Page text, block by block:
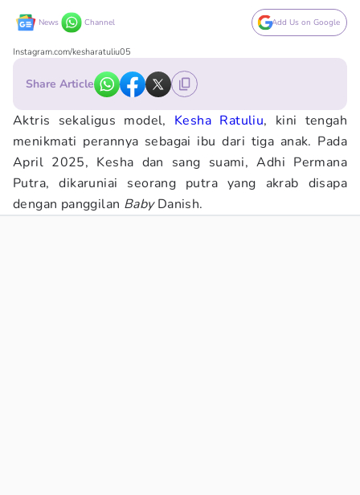
News Channel Add Us on Google
Instagram.com/kesharatuliu05
Share Article
Aktris sekaligus model, Kesha Ratuliu, kini tengah
menikmati perannya sebagai ibu dari tiga anak. Pada
April 2025, Kesha dan sang suami, Adhi Permana
Putra, dikaruniai seorang putra yang akrab disapa
dengan panggilan BabyDanish.